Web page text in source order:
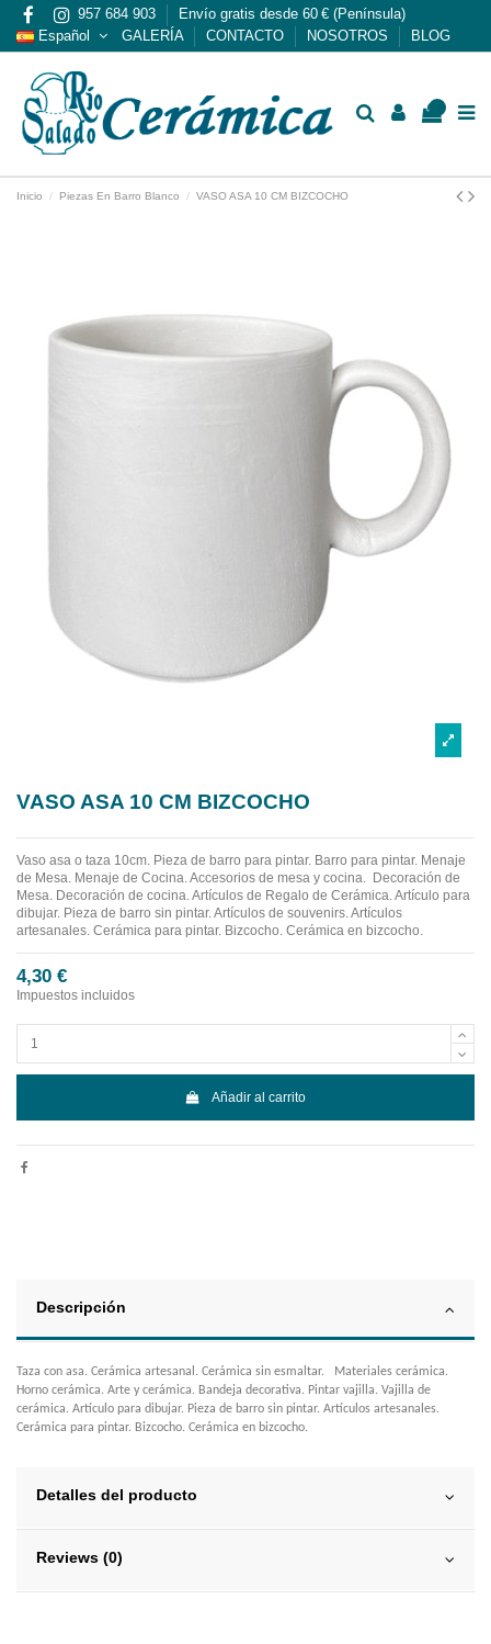
957 684 903
Envío gratis desde 60 € (Península)
Español
GALERÍA CONTACTO NOSOTROS BLOG
Inicio Piezas En Barro Blanco VASO ASA 10 CM BIZCOCHO
VASO ASA 10 CM BIZCOCHO
Vaso asa o taza 10cm. Pieza de barro para pintar. Barro para pintar. Menaje
de Mesa. Menaje de Cocina. Accesorios de mesa y cocina. Decoración de
Mesa. Decoración de cocina. Artículos de Regalo de Cerámica. Artículo para
dibujar. Pieza de barro sin pintar. Artículos de souvenirs. Artículos
artesanales. Cerámica para pintar. Bizcocho. Cerámica en bizcocho.
4,30 €
Impuestos incluidos
Añadir al carrito
Descripción
Taza con asa. Cerámica artesanal. Cerámica sin esmaltar. Materiales cerámica.
Horno cerámica. Arte y cerámica. Bandeja decorativa. Pintar vajilla. Vajilla de
cerámica. Artículo para dibujar. Pieza de barro sin pintar. Artículos artesanales.
Cerámica para pintar. Bizcocho. Cerámica en bizcocho.
Detalles del producto
Reviews (0)